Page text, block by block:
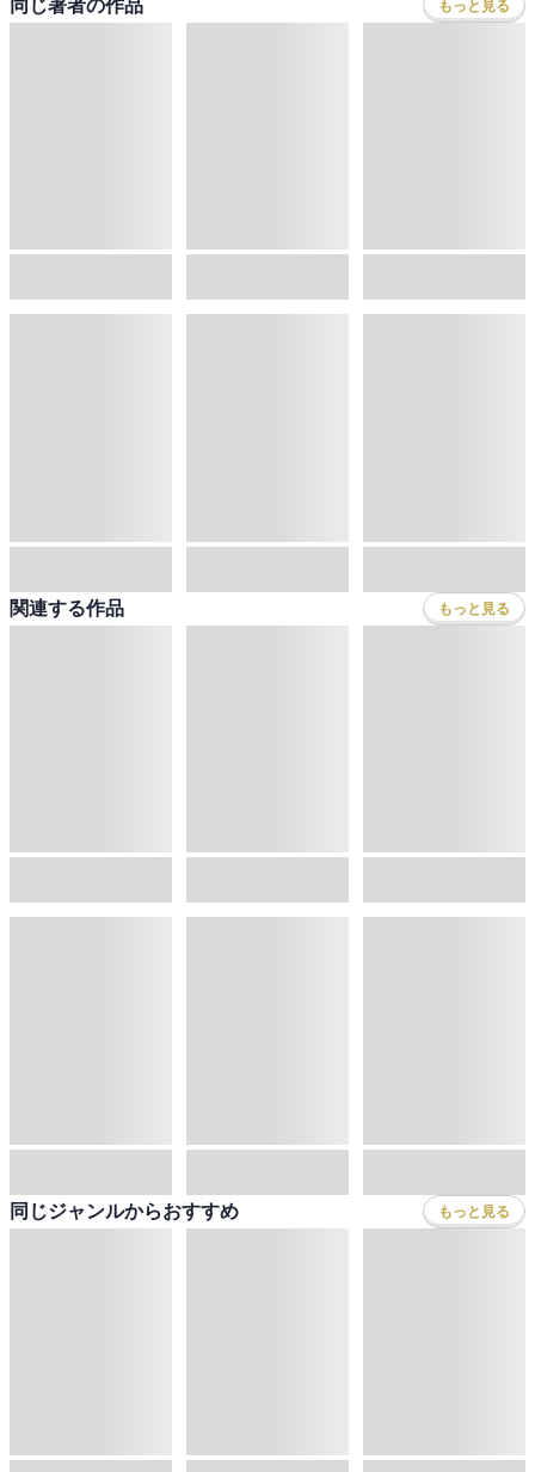
同じ著者の作品 もっと見る
関連する作品 もっと見る
同じジャンルからおすすめ もっと見る